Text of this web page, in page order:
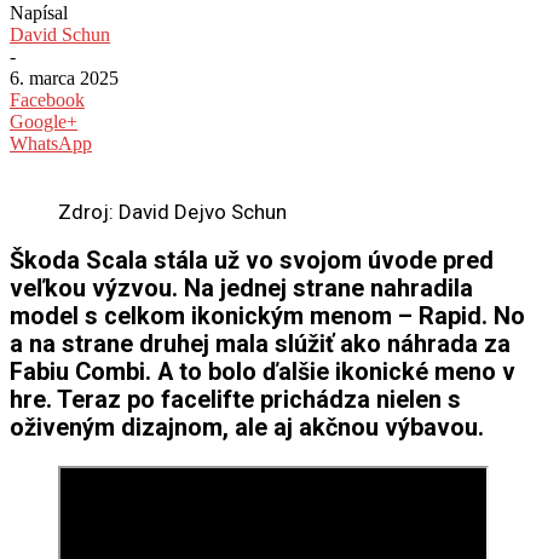
Napísal
David Schun
-
6. marca 2025
Facebook
Google+
WhatsApp
Zdroj: David Dejvo Schun
Škoda Scala stála už vo svojom úvode pred
veľkou výzvou. Na jednej strane nahradila
model s celkom ikonickým menom – Rapid. No
a na strane druhej mala slúžiť ako náhrada za
Fabiu Combi. A to bolo ďalšie ikonické meno v
hre. Teraz po facelifte prichádza nielen s
oživeným dizajnom, ale aj akčnou výbavou.